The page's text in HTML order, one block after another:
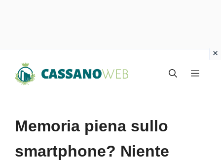
Menu
Memoria piena sullo
smartphone? Niente